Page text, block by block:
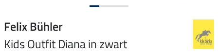
Felix Bühler
Kids Outfit Diana in zwart